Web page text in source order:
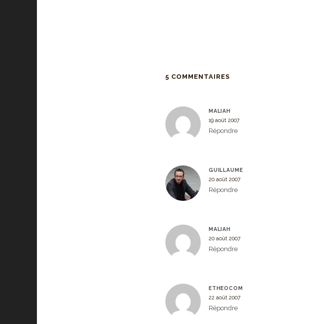
5 COMMENTAIRES
MALIAH
19 août 2007
Répondre
GUILLAUME
20 août 2007
Répondre
MALIAH
20 août 2007
Répondre
ETHEOCOM
22 août 2007
Répondre